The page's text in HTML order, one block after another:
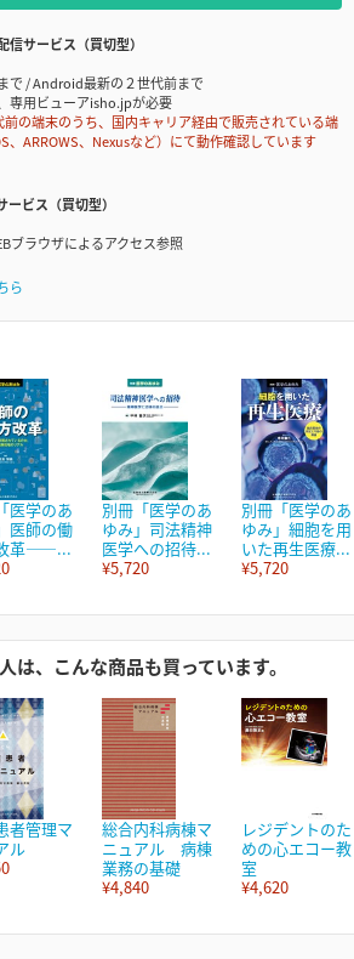
信サービス（買切型）
で / Android最新の２世代前まで
専用ビューアisho.jpが必要
の端末のうち、国内キャリア経由で販売されている端
、ARROWS、Nexusなど）にて動作確認しています
ービス（買切型）
ブラウザによるアクセス参照
ら
医学のあ
医師の働
革――...
別冊「医学のあ
ゆみ」司法精神
医学への招待...
¥5,720
別冊「医学のあ
ゆみ」細胞を用
いた再生医療...
¥5,720
は、こんな商品も買っています。
者管理マ
ル
総合内科病棟マ
ニュアル 病棟
業務の基礎
¥4,840
レジデントのた
めの心エコー教
室
¥4,620